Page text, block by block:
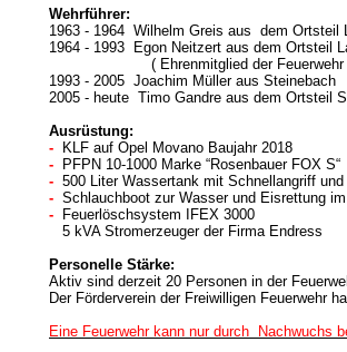
Wehrführer:
1963 - 1964 Wilhelm Greis aus dem Ortsteil
1964 - 1993 Egon Neitzert aus dem Ortsteil
( Ehrenmitglied der Feuerwehr
1993 - 2005 Joachim Müller aus Steinebach
2005 - heute Timo Gandre aus dem Ortsteil
Ausrüstung:
- KLF auf Opel Movano Baujahr 2018
- PFPN 10-1000 Marke “Rosenbauer FOX S“
- 500 Liter Wassertank mit Schnellangriff
- Schlauchboot zur Wasser und Eisrettung
- Feuerlöschsystem IFEX 3000
5 kVA Stromerzeuger der Firma Endress
Personelle Stärke:
Aktiv sind derzeit 20 Personen in der
Der Förderverein der Freiwilligen Feuerwehr
Eine Feuerwehr kann nur durch Nachwuchs